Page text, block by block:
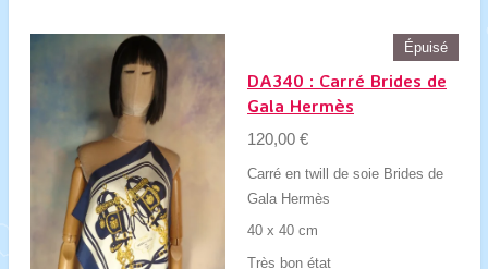
Épuisé
DA340 : Carré Brides de
Gala Hermès
120,00 €
Carré en twill de soie Brides de
Gala Hermès
40 x 40 cm
Très bon état